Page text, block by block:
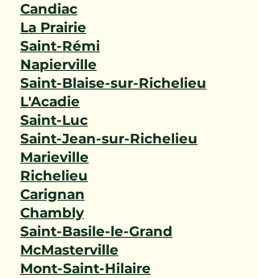
Candiac
La Prairie
Saint-Rémi
Napierville
Saint-Blaise-sur-Richelieu
L'Acadie
Saint-Luc
Saint-Jean-sur-Richelieu
Marieville
Richelieu
Carignan
Chambly
Saint-Basile-le-Grand
McMasterville
Mont-Saint-Hilaire